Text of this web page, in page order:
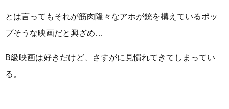
とは言ってもそれが筋肉隆々なアホが銃を構えているポッ
プそうな映画だと興ざめ…
B級映画は好きだけど、さすがに見慣れてきてしまってい
る。